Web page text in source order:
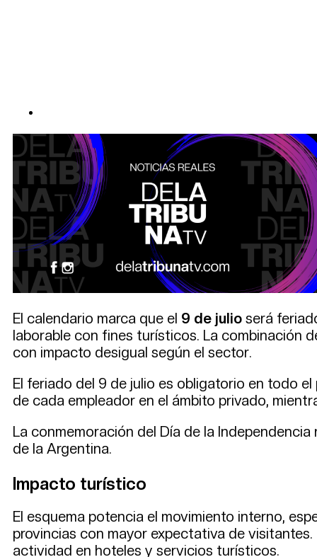
El calendario marca que el 9 de julio será
laborable con fines turísticos. La combinación
con impacto desigual según el sector.
El feriado del 9 de julio es obligatorio en todo
de cada empleador en el ámbito privado,
La conmemoración del Día de la
de la Argentina.
Impacto turístico
El esquema potencia el movimiento interno,
provincias con mayor expectativa de
actividad en hoteles y servicios turísticos.